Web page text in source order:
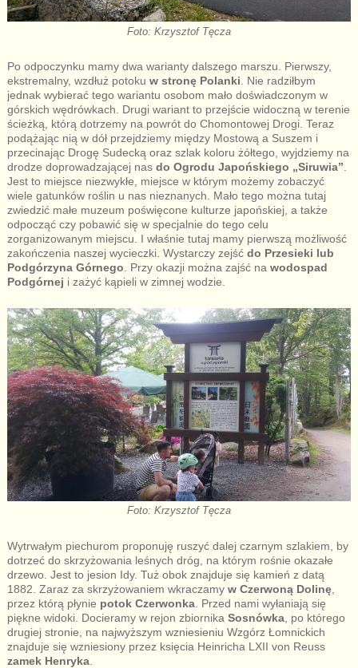
Foto: Krzysztof Tęcza
Po odpoczynku mamy dwa warianty dalszego marszu. Pierwszy,
ekstremalny, wzdłuż potoku w stronę Polanki . Nie radziłbym
jednak wybierać tego wariantu osobom mało doświadczonym w
górskich wędrówkach. Drugi wariant to przejście widoczną w terenie
ścieżką, którą dotrzemy na powrót do Chomontowej Drogi. Teraz
podążając nią w dół przejdziemy między Mostową a Suszem i
przecinając Drogę Sudecką oraz szlak koloru żółtego, wyjdziemy na
drodze doprowadzającej nas do Ogrodu Japońskiego „Siruwia”
Jest to miejsce niezwykłe, miejsce w którym możemy zobaczyć
wiele gatunków roślin u nas nieznanych. Mało tego można tutaj
zwiedzić małe muzeum poświęcone kulturze japońskiej, a także
odpocząć czy pobawić się w specjalnie do tego celu
zorganizowanym miejscu. I właśnie tutaj mamy pierwszą możliwość
zakończenia naszej wycieczki. Wystarczy zejść do Przesieki lub
Podgórzyna Górnego . Przy okazji można zajść na wodospad
Podgórnej i zażyć kąpieli w zimnej wodzie.
Foto: Krzysztof Tęcza
Wytrwałym piechurom proponuję ruszyć dalej czarnym szlakiem, by
dotrzeć do skrzyżowania leśnych dróg, na którym rośnie okazałe
drzewo. Jest to jesion Idy. Tuż obok znajduje się kamień z datą
1882. Zaraz za skrzyżowaniem wkraczamy w Czerwoną Dolinę,
przez którą płynie potok Czerwonka. Przed nami wyłaniają się
piękne widoki. Docieramy w rejon zbiornika Sosnówka, po którego
drugiej stronie, na najwyższym wzniesieniu Wzgórz Łomnickich
znajduje się wzniesiony przez księcia Heinricha LXII von Reuss
zamek Henryka.